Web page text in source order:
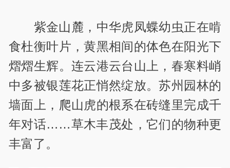
紫金山麓，中华虎凤蝶幼虫正在啃
食杜衡叶片，黄黑相间的体色在阳光下
熠熠生辉。连云港云台山上，春寒料峭
中多被银莲花正悄然绽放。苏州园林的
墙面上，爬山虎的根系在砖缝里完成千
年对话……草木丰茂处，它们的物种更
丰富了。